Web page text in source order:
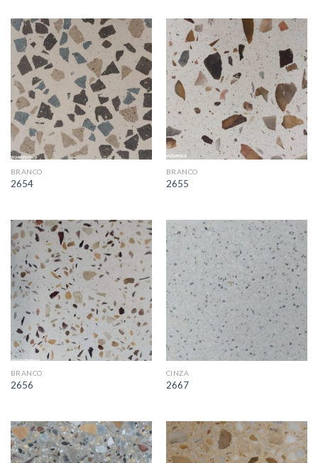
BRANCO
2654
BRANCO
2655
BRANCO
2656
CINZA
2667